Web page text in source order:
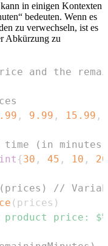
kann in einigen Kontexten
bedeuten. Wenn es
zu verwechseln, ist es
Abkürzung zu
and the
, 9.99 , 15.99 ,
time (in
int {30 , 45 , 10 , 20
//
( prices )
product price: